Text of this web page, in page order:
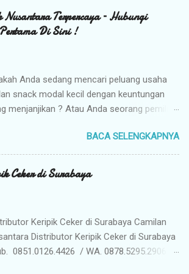
Terpercaya – Hubungi
Di Sini !
Anda sedang mencari peluang usaha
snack modal kecil dengan keuntungan
menjanjikan ? Atau Anda seorang pemilik
pertama dengan harga grosir camilan
termurah ? Camilan Nusantara hadir
jawaban atas kebutuhan bisnis Anda !
adalah distributor snack nusantara
premium langsung dari gudang
(tangan pertama). Mengapa Memilih
Nusantara sebagai Mitra Bisnis Anda ?
BACA SELENGKAPNYA
Ceker di Surabaya
Keripik Ceker di Surabaya Camilan
Distributor Keripik Ceker di Surabaya
0851.0126.4426 / WA. 0878.5295.2906 /